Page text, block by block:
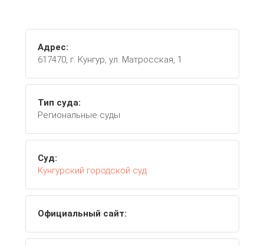
Адрес:
617470, г. Кунгур, ул. Матросская, 1
Тип суда:
Региональные суды
Суд:
Кунгурский городской суд
Официальный сайт: